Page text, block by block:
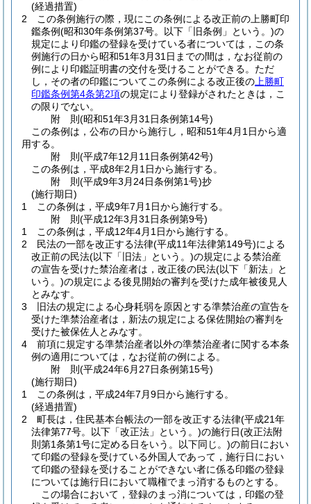
(経過措置)
2
この条例施行の際，現にこの条例による改正前の上勝町印
鑑条例(昭和30年条例第37号。以下「旧条例」という。)の
規定により印鑑の登録を受けている者については，この条
例施行の日から昭和51年3月31日までの間は，なお従前の
例により印鑑証明書の交付を受けることができる。 ただ
し，その者の印鑑についてこの条例による改正後の 上勝町
印鑑条例第4条第2項の規定により登録がされたときは，こ
の限りでない。
附 則(昭和51年3月31日条例第14号)
この条例は，公布の日から施行し，昭和51年4月1日から適
用する。
附 則(平成7年12月11日条例第42号)
この条例は，平成8年2月1日から施行する。
附 則(平成9年3月24日条例第1号)抄
(施行期日)
1
この条例は，平成9年7月1日から施行する。
附 則(平成12年3月31日条例第9号)
1
この条例は，平成12年4月1日から施行する。
2
民法の一部を改正する法律(平成11年法律第149号)による
改正前の民法(以下「旧法」という。)の規定による禁治産
の宣告を受けた禁治産者は，改正後の民法(以下「新法」と
いう。)の規定による後見開始の審判を受けた成年被後見人
とみなす。
3
旧法の規定による心身耗弱を原因とする準禁治産の宣告を
受けた準禁治産者は，新法の規定による保佐開始の審判を
受けた被保佐人とみなす。
4
前項に規定する準禁治産者以外の準禁治産者に関する本条
例の適用については，なお従前の例による。
附 則(平成24年6月27日条例第15号)
(施行期日)
1
この条例は，平成24年7月9日から施行する。
(経過措置)
2
町長は，住民基本台帳法の一部を改正する法律(平成21年
法律第77号。以下「改正法」という。)の施行日(改正法附
則第1条第1号に定める日をいう。以下同じ。)の前日におい
て印鑑の登録を受けている外国人であって，施行日におい
て印鑑の登録を受けることができない者に係る印鑑の登録
については施行日において職権でまっ消するものとする。
この場合において，登録のまっ消については，印鑑の登